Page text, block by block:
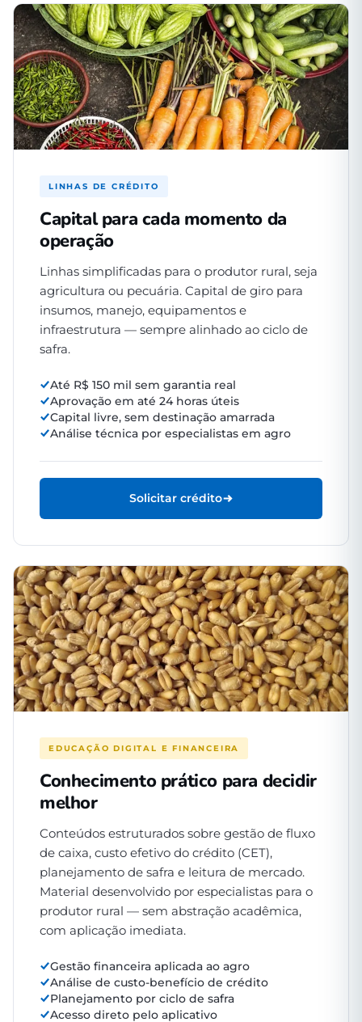
LINHAS DE CRÉDITO
Capital para cada momento da
operação
Linhas simplificadas para o produtor rural, seja
agricultura ou pecuária. Capital de giro para
insumos, manejo, equipamentos e
infraestrutura — sempre alinhado ao ciclo de
safra.
Até R$ 150 mil sem garantia real
Aprovação em até 24 horas úteis
Capital livre, sem destinação amarrada
Análise técnica por especialistas em agro
Solicitar crédito
EDUCAÇÃO DIGITAL E FINANCEIRA
Conhecimento prático para decidir
melhor
Conteúdos estruturados sobre gestão de fluxo
de caixa, custo efetivo do crédito (CET),
planejamento de safra e leitura de mercado.
Material desenvolvido por especialistas para o
produtor rural — sem abstração acadêmica,
com aplicação imediata.
Gestão financeira aplicada ao agro
Análise de custo-benefício de crédito
Planejamento por ciclo de safra
Acesso direto pelo aplicativo